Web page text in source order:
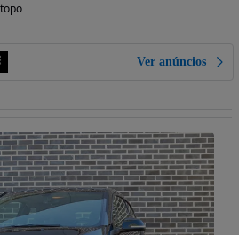
Ver anúncios